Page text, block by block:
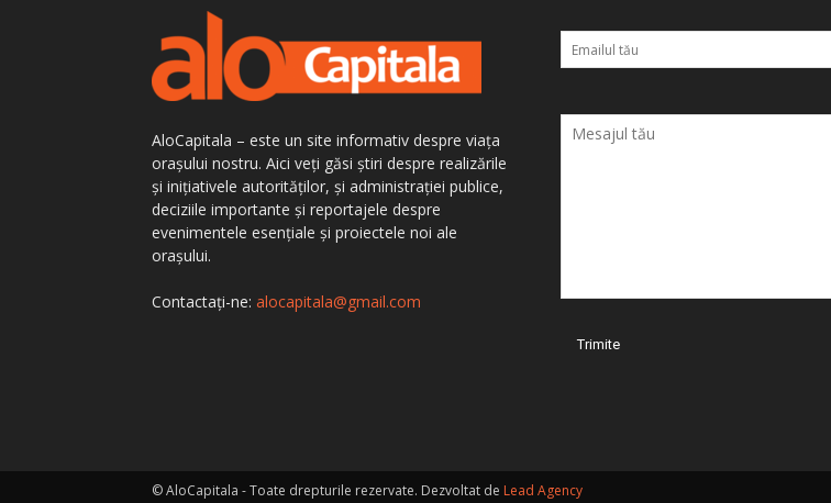
AloCapitala – este un site informativ despre viața
orașului nostru. Aici veți găsi știri despre realizările
și inițiativele autorităților, și administrației publice,
deciziile importante și reportajele despre
evenimentele esențiale și proiectele noi ale
orașului.
Contactați-ne: alocapitala@gmail.com
© AloCapitala - Toate drepturile rezervate. Dezvoltat de Lead Agency